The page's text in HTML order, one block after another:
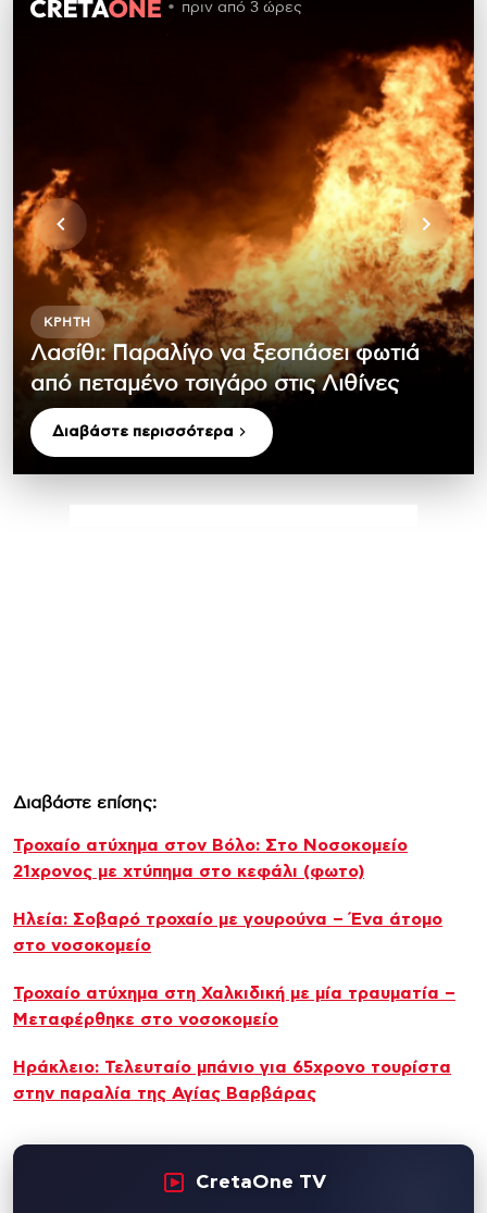
πριν από 3 ώρες
ΚΡΉΤΗ
Λασίθι: Παραλίγο να ξεσπάσει φωτιά
από πεταμένο τσιγάρο στις Λιθίνες
Διαβάστε περισσότερα
Διαβάστε επίσης:
Τροχαίο ατύχημα στον Βόλο: Στο Νοσοκομείο
21χρονος με χτύπημα στο κεφάλι (φωτο)
Ηλεία: Σοβαρό τροχαίο με γουρούνα – Ένα άτομο
στο νοσοκομείο
Τροχαίο ατύχημα στη Χαλκιδική με μία τραυματία –
Μεταφέρθηκε στο νοσοκομείο
Ηράκλειο: Τελευταίο μπάνιο για 65χρονο τουρίστα
στην παραλία της Αγίας Βαρβάρας
CretaOne TV